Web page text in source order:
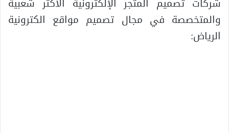
شركات تصميم المتجر الإلكترونية الأكثر شعبية
والمتخصصة في مجال تصميم مواقع الكترونية
الرياض: